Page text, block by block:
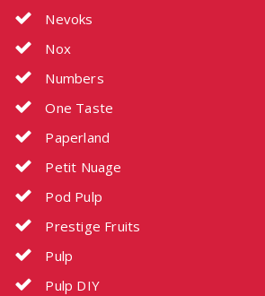
Nevoks
Nox
Numbers
One Taste
Paperland
Petit Nuage
Pod Pulp
Prestige Fruits
Pulp
Pulp DIY